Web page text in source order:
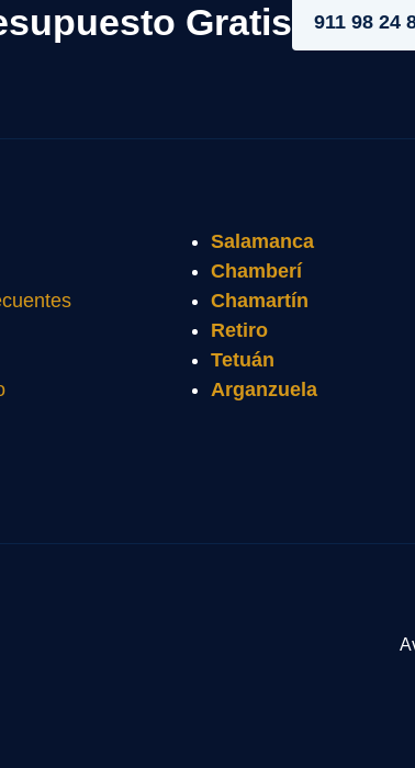
Gratis 911 98 24
Salamanca
Chamberí
Chamartín
Retiro
Tetuán
Arganzuela